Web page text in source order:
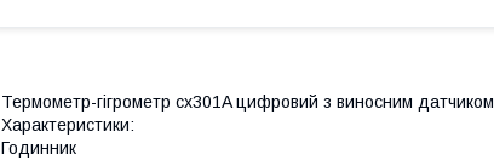
Термометр-гігрометр cx301A цифровий з виносним датчиком
Характеристики:
Годинник